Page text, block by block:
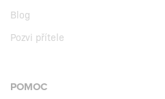
Blog
Pozvi přítele
POMOC